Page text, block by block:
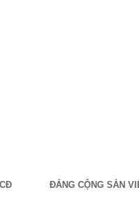
ĐẢNG CỘNG SẢN